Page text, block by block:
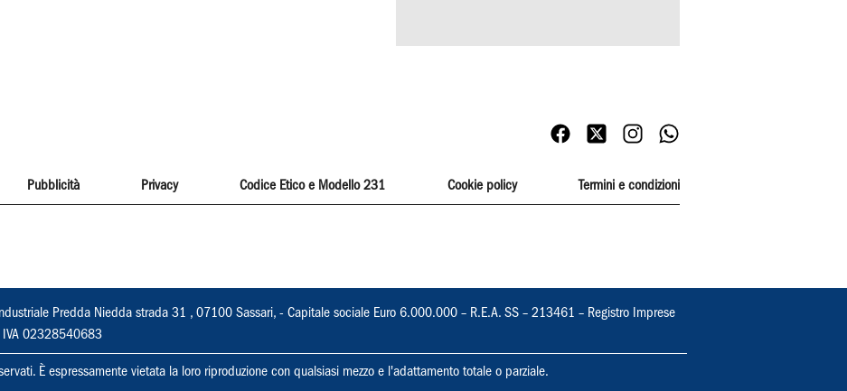
Pubblicità Privacy Codice Etico e Modello 231 Cookie policy Termini e condizioni
Predda Niedda strada 31 , 07100 Sassari, - Capitale sociale Euro 6.000.000 – R.E.A. SS – 213461 – Registro Imprese
IVA 02328540683
È espressamente vietata la loro riproduzione con qualsiasi mezzo e l'adattamento totale o parziale.